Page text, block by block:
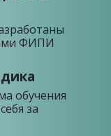
ФИПИ
обучения
за